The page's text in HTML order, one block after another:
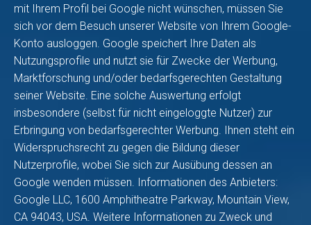
mit Ihrem Profil bei Google nicht wünschen, müssen Sie
sich vor dem Besuch unserer Website von Ihrem Google-
Konto ausloggen. Google speichert Ihre Daten als
Nutzungsprofile und nutzt sie für Zwecke der Werbung,
Marktforschung und/oder bedarfsgerechten Gestaltung
seiner Website. Eine solche Auswertung erfolgt
insbesondere (selbst für nicht eingeloggte Nutzer) zur
Erbringung von bedarfsgerechter Werbung. Ihnen steht ein
Widerspruchsrecht zu gegen die Bildung dieser
Nutzerprofile, wobei Sie sich zur Ausübung dessen an
Google wenden müssen. Informationen des Anbieters:
Google LLC, 1600 Amphitheatre Parkway, Mountain View,
CA 94043, USA. Weitere Informationen zu Zweck und